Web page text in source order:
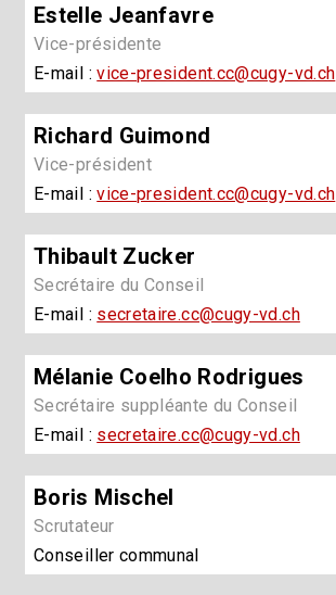
Estelle Jeanfavre
Vice-présidente
E-mail :vice-president.cc@cugy-vd.ch
Richard Guimond
Vice-président
E-mail :vice-president.cc@cugy-vd.ch
Thibault Zucker
Secrétaire du Conseil
E-mail : secretaire.cc@cugy-vd.ch
Mélanie Coelho Rodrigues
Secrétaire suppléante du Conseil
E-mail : secretaire.cc@cugy-vd.ch
Boris Mischel
Scrutateur
Conseiller communal